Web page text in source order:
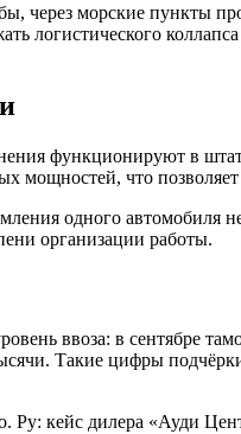
морские пункты
логистического
функционируют в
что позволяет
одного автомобиля
организации работы.
ввоза: в сентябре
Такие цифры
Ру: кейс дилера «Ауди